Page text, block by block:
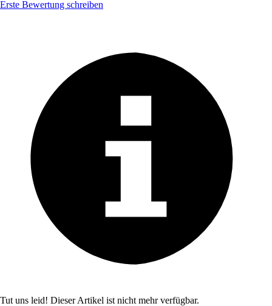
Erste Bewertung schreiben
Tut uns leid! Dieser Artikel ist nicht mehr verfügbar.